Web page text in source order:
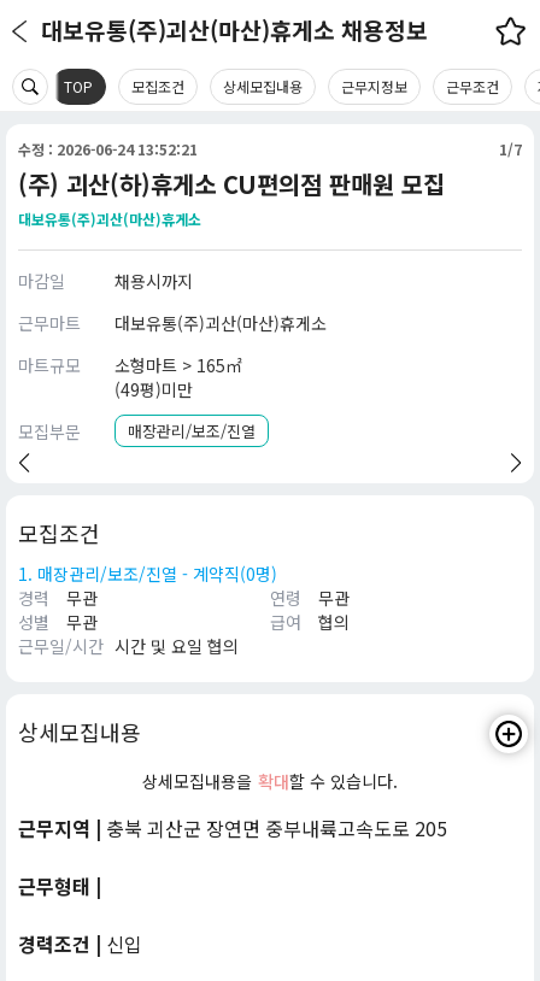
대보유통(주)괴산(마산)휴게소 채용정보
TOP 모집조건 상세모집내용 근무지정보 근무조건
수정 : 2026-06-24 13:52:21 1/7
(주) 괴산(하)휴게소 CU편의점 판매원 모집
대보유통(주)괴산(마산)휴게소
마감일
채용시까지
근무마트
대보유통(주)괴산(마산)휴게소
마트규모
소형마트 > 165㎡
(49평)미만
모집부문
매장관리/보조/진열
모집조건
1. 매장관리/보조/진열 - 계약직(0명)
경력
무관 연령
무관
성별
무관 급여
협의
근무일/시간 시간 및 요일 협의
상세모집내용
상세모집내용을 확대할 수 있습니다.
근무지역 | 충북 괴산군 장연면 중부내륙고속도로 205
근무형태 |
경력조건 | 신입